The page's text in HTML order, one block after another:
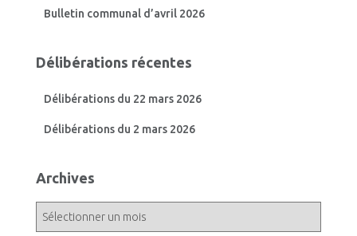
Bulletin communal d’avril 2026
Délibérations récentes
Délibérations du 22 mars 2026
Délibérations du 2 mars 2026
Archives